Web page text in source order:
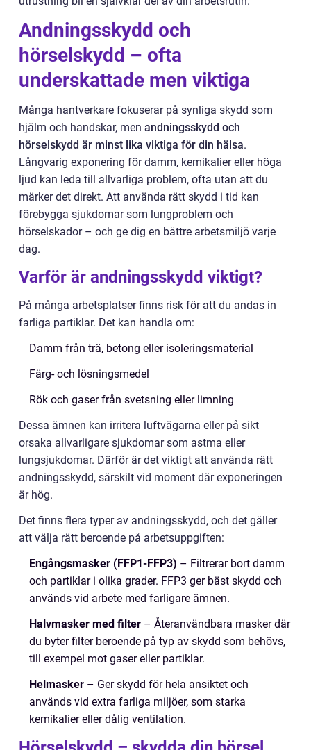
Andningsskydd och
hörselskydd – ofta
underskattade men viktiga
Många hantverkare fokuserar på synliga skydd som
hjälm och handskar, men andningsskydd och
hörselskydd är minst lika viktiga för din hälsa.
Långvarig exponering för damm, kemikalier eller höga
ljud kan leda till allvarliga problem, ofta utan att du
märker det direkt. Att använda rätt skydd i tid kan
förebygga sjukdomar som lungproblem och
hörselskador – och ge dig en bättre arbetsmiljö varje
dag.
Varför är andningsskydd viktigt?
På många arbetsplatser finns risk för att du andas in
farliga partiklar. Det kan handla om:
Damm från trä, betong eller isoleringsmaterial
Färg- och lösningsmedel
Rök och gaser från svetsning eller limning
Dessa ämnen kan irritera luftvägarna eller på sikt
orsaka allvarligare sjukdomar som astma eller
lungsjukdomar. Därför är det viktigt att använda rätt
andningsskydd, särskilt vid moment där exponeringen
är hög.
Det finns flera typer av andningsskydd, och det gäller
att välja rätt beroende på arbetsuppgiften:
Engångsmasker (FFP1-FFP3) – Filtrerar bort damm
och partiklar i olika grader. FFP3 ger bäst skydd och
används vid arbete med farligare ämnen.
Halvmasker med filter – Återanvändbara masker där
du byter filter beroende på typ av skydd som behövs,
till exempel mot gaser eller partiklar.
Helmasker – Ger skydd för hela ansiktet och
används vid extra farliga miljöer, som starka
kemikalier eller dålig ventilation.